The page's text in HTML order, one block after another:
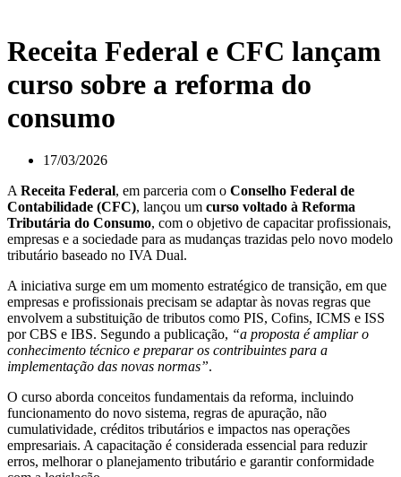
Receita Federal e CFC lançam
curso sobre a reforma do
consumo
17/03/2026
A Receita Federal, em parceria com o Conselho Federal de
Contabilidade (CFC), lançou um curso voltado à Reforma
Tributária do Consumo, com o objetivo de capacitar profissionais,
empresas e a sociedade para as mudanças trazidas pelo novo modelo
tributário baseado no IVA Dual.
A iniciativa surge em um momento estratégico de transição, em que
empresas e profissionais precisam se adaptar às novas regras que
envolvem a substituição de tributos como PIS, Cofins, ICMS e ISS
por CBS e IBS. Segundo a publicação, “a proposta é ampliar o
conhecimento técnico e preparar os contribuintes para a
implementação das novas normas”.
O curso aborda conceitos fundamentais da reforma, incluindo
funcionamento do novo sistema, regras de apuração, não
cumulatividade, créditos tributários e impactos nas operações
empresariais. A capacitação é considerada essencial para reduzir
erros, melhorar o planejamento tributário e garantir conformidade